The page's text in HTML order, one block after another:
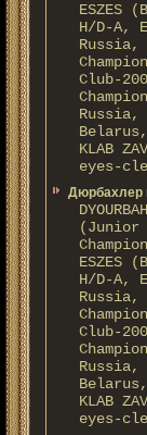
ESZES
H/D-A,
Russia,
Club-
Russia,
Belarus,
KLAB
eyes-
Дюрбахлер
(Junior
ESZES
H/D-A,
Russia,
Club-
Russia,
Belarus,
KLAB
eyes-